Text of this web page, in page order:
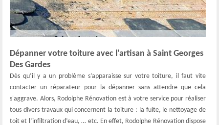
Dépanner votre toiture avec l'artisan à Saint Georges
Des Gardes
Dès qu’il y a un problème s’apparaisse sur votre toiture, il faut vite
contacter un réparateur pour la dépanner sans attendre que cela
s'aggrave. Alors, Rodolphe Rénovation est à votre service pour réaliser
tous divers travaux qui concernent la toiture : la fuite, le nettoyage de
toit et l’infiltration d’eau, … etc. En effet, Rodolphe Rénovation dispose